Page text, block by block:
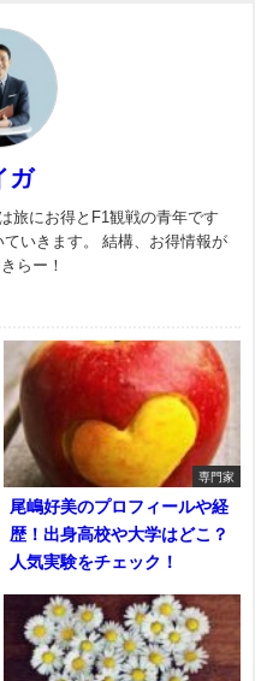
ガ
旅にお得とF1観戦の青年です
いきます。 結構、お得情報が
らー！
専門家
尾嶋好美のプロフィールや経
歴！出身高校や大学はどこ？
人気実験をチェック！